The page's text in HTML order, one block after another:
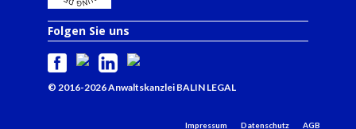
Folgen Sie uns
© 2016-2026 Anwaltskanzlei BALIN LEGAL
Impressum Datenschutz AGB